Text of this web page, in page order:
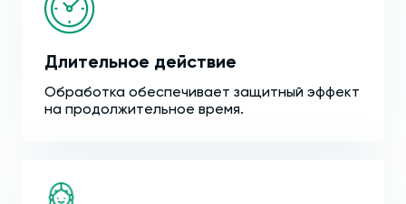
Длительное действие
Обработка обеспечивает защитный эффект
на продолжительное время.